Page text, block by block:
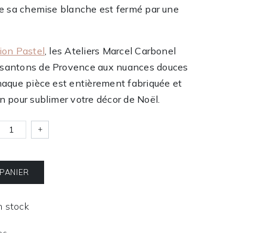
sa chemise blanche est fermé par une
Pastel, les Ateliers Marcel Carbonel
de Provence aux nuances douces
pièce est entièrement fabriquée et
pour sublimer votre décor de Noël.
+
stock